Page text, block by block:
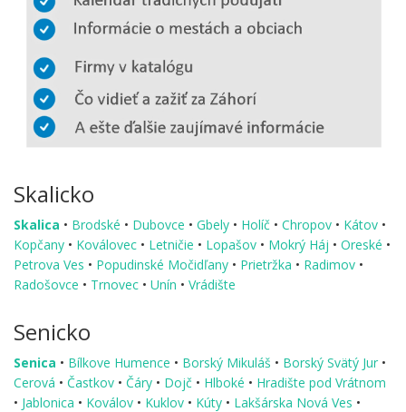
Skalicko
Skalica • Brodské • Dubovce • Gbely • Holíč • Chropov • Kátov •
Kopčany • Koválovec • Letničie • Lopašov • Mokrý Háj • Oreské •
Petrova Ves • Popudinské Močidľany • Prietržka • Radimov •
Radošovce • Trnovec • Unín • Vrádište
Senicko
Senica • Bílkove Humence • Borský Mikuláš • Borský Svätý Jur •
Cerová • Častkov • Čáry • Dojč • Hlboké • Hradište pod Vrátnom
• Jablonica • Koválov • Kuklov • Kúty • Lakšárska Nová Ves •